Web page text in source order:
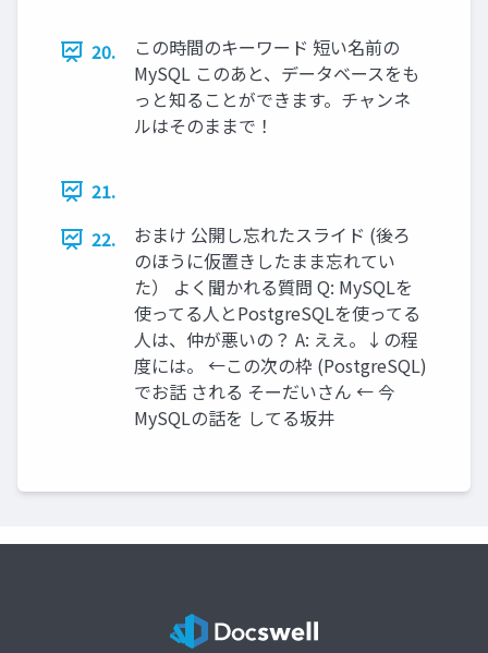
20.
この時間のキーワード 短い名前の
MySQL このあと、データベースをも
っと知ることができます。チャンネ
ルはそのままで！
21.
22.
おまけ 公開し忘れたスライド (後ろ
のほうに仮置きしたまま忘れてい
た） よく聞かれる質問 Q: MySQLを
使ってる人とPostgreSQLを使ってる
人は、仲が悪いの？ A: ええ。↓の程
度には。 ←この次の枠 (PostgreSQL)
でお話 される そーだいさん ← 今
MySQLの話を してる坂井